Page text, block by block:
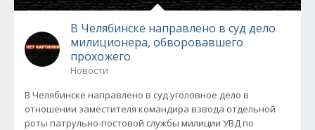
В Челябинске направлено в суд дело
милиционера, обворовавшего
прохожего
Новости
В Челябинске направлено в суд уголовное дело в
отношении заместителя командира взвода отдельной
роты патрульно-постовой службы милиции УВД по